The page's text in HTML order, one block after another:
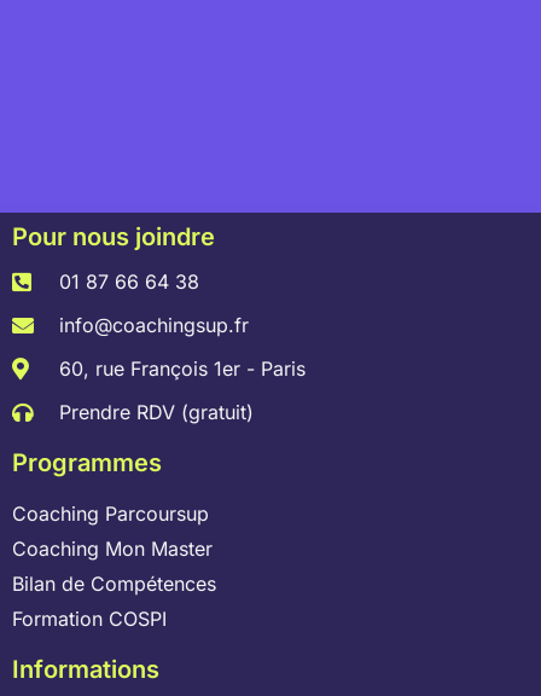
Pour nous joindre
01 87 66 64 38
info@coachingsup.fr
60, rue François 1er - Paris
Prendre RDV (gratuit)
Programmes
Coaching Parcoursup
Coaching Mon Master
Bilan de Compétences
Formation COSPI
Informations